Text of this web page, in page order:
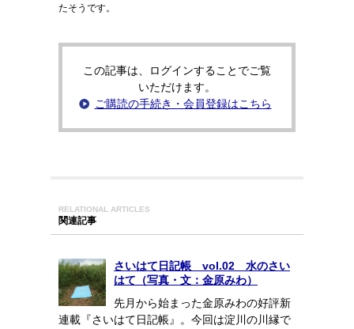
たそうです。
この記事は、ログインすることでご覧
いただけます。
ご購読の手続き・会員登録はこちら
RELATIONAL ARTICLES
関連記事
さいはて日記帳 vol.02 水のさい
はて（写真・文：金原みわ）
先月から始まった金原みわの好評新
連載『さいはて日記帳』。今回は淀川の川縁で